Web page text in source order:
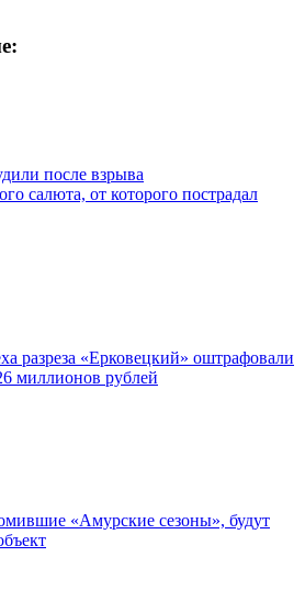
после взрыва
салюта, от которого пострадал
разреза «Ерковецкий» оштрафовали
миллионов рублей
«Амурские сезоны», будут